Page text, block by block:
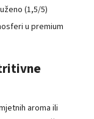
(1,5/5)
u premium
aroma ili